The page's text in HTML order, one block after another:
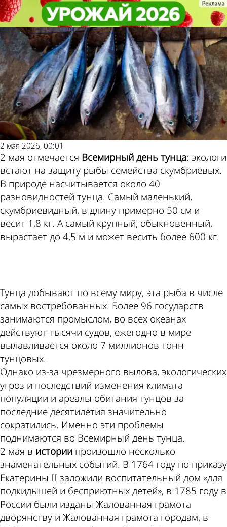
2 мая - Всемирный день тунца
Не забудь!
2 мая 2026, 00:01
2 мая отмечается Всемирный день тунца: экологи
встают на защиту рыбы семейства скумбриевых.
В природе насчитывается около 40
разновидностей тунца. Самый маленький,
скумбриевидный, в длину примерно 50 см и
весит 1,8 кг. А самый крупный, обыкновенный,
вырастает до 4,5 м и может весить более 600 кг.
Тунца добывают по всему миру, эта рыба в числе
самых востребованных. Более 96 государств
занимаются промыслом, во всех океанах
действуют тысячи судов, ежегодно в мире
вылавливается около 7 миллионов тонн
тунцовых.
Однако из-за чрезмерного вылова, экологических
угроз и последствий изменения климата
популяции и ареалы обитания тунцов за
последние десятилетия значительно
сократились. Именно эти проблемы
поднимаются во Всемирный день тунца.
2 мая в истории произошло несколько
знаменательных событий. В 1764 году по приказу
Екатерины II заложили воспитательный дом «для
подкидышей и бесприютных детей», в 1785 году в
России были изданы Жалованная грамота
дворянству и Жалованная грамота городам, в
2 мая - Всемирный день тунца
Не забудь!
Погода и курсы валют
в Пензе